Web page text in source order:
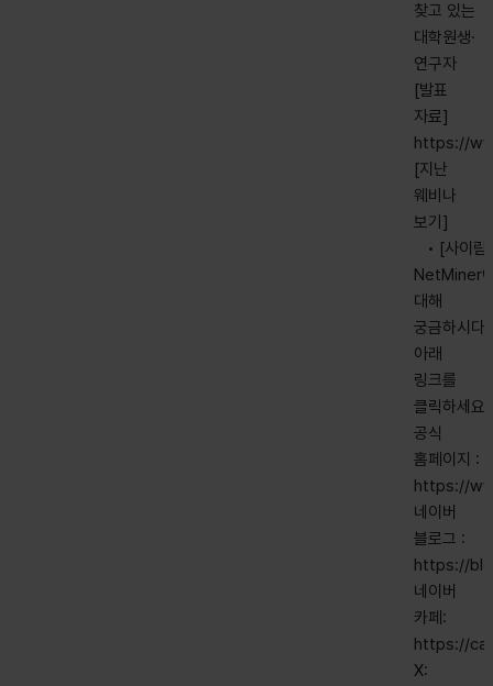
찾고 있는
대학원생·
연구자
[발표
자료]
https://
[지난
웨비나
보기]
• [사이람
NetMiner
대해
궁금하시다
아래
링크를
클릭하세요!
공식
홈페이지 :
https://
네이버
블로그 :
https://
네이버
카페:
https://
X: